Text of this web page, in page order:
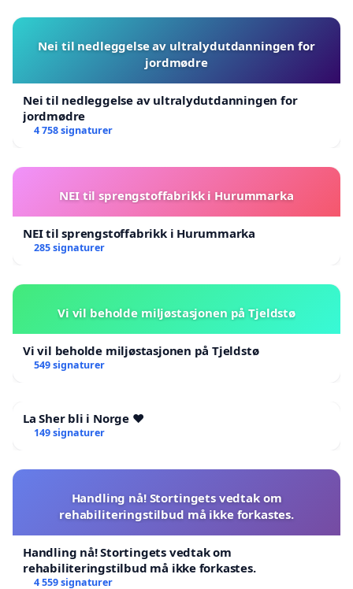
Nei til nedleggelse av ultralydutdanningen for
jordmødre
Nei til nedleggelse av ultralydutdanningen for
jordmødre
4 758 signaturer
NEI til sprengstoffabrikk i Hurummarka
NEI til sprengstoffabrikk i Hurummarka
285 signaturer
Vi vil beholde miljøstasjonen på Tjeldstø
Vi vil beholde miljøstasjonen på Tjeldstø
549 signaturer
La Sher bli i Norge ❤️
149 signaturer
Handling nå! Stortingets vedtak om
rehabiliteringstilbud må ikke forkastes.
Handling nå! Stortingets vedtak om
rehabiliteringstilbud må ikke forkastes.
4 559 signaturer